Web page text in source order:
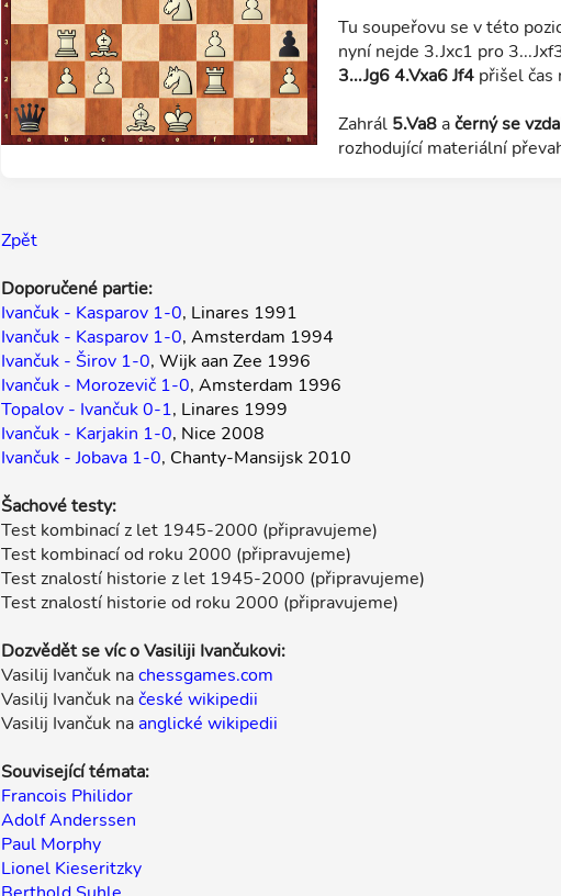
Tu soupeřovu se v této
nyní nejde 3.Jxc1 pro
3...Jg6 4.Vxa6 Jf4přišel čas
Zahrál 5.Va8ačerný se
rozhodující materiální
Zpět
Doporučené partie:
Ivančuk - Kasparov 1-0, Linares 1991
Ivančuk - Kasparov 1-0, Amsterdam 1994
Ivančuk - Širov 1-0, Wijk aan Zee 1996
Ivančuk - Morozevič 1-0, Amsterdam 1996
Topalov - Ivančuk 0-1, Linares 1999
Ivančuk - Karjakin 1-0, Nice 2008
Ivančuk - Jobava 1-0, Chanty-Mansijsk 2010
Šachové testy:
Test kombinací z let 1945-2000 (připravujeme)
Test kombinací od roku 2000 (připravujeme)
Test znalostí historie z let 1945-2000 (připravujeme)
Test znalostí historie od roku 2000 (připravujeme)
Dozvědět se víc o Vasiliji Ivančukovi:
Vasilij Ivančuk nachessgames.com
Vasilij Ivančuk načeské wikipedii
Vasilij Ivančuk naanglické wikipedii
Související témata:
Francois Philidor
Adolf Anderssen
Paul Morphy
Lionel Kieseritzky